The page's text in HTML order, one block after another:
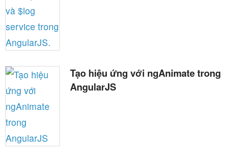
Tạo hiệu ứng với ngAnimate trong
AngularJS